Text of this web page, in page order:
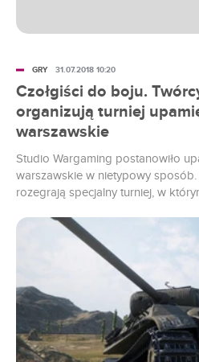
Czołgiści do boju.
organizują turniej
warszawskie
Studio Wargaming postanowiło
warszawskie w nietypowy
rozegrają specjalny turniej, w
GRY 31.07.2018 10:20